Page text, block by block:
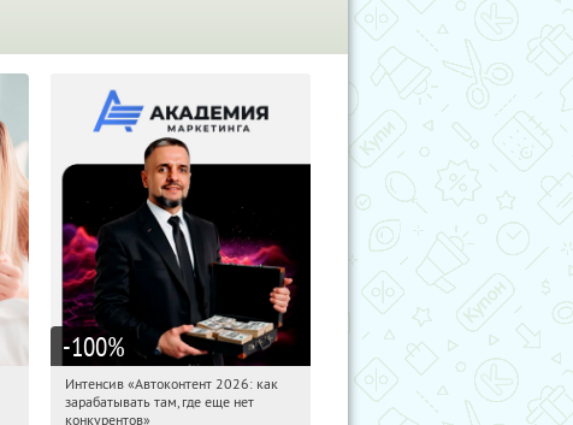
-100%
03:47:04 Получили:
Россия
Интенсив «Автоконтент 2026: как
зарабатывать там, где еще нет
конкурентов»